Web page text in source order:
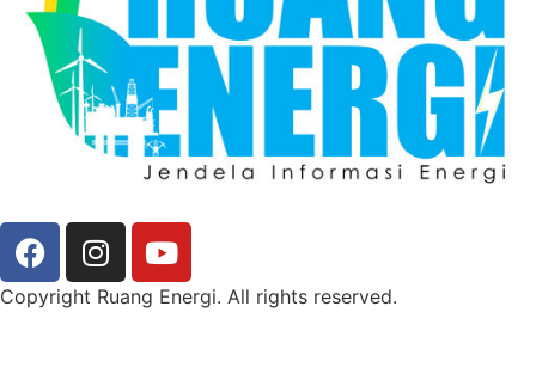
Copyright Ruang Energi. All rights reserved.